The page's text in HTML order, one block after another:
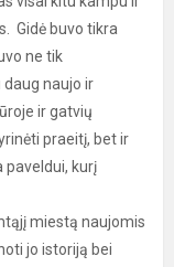
Gidė buvo tikra
ne tik
naujo ir
ir gatvių
praeitį, bet ir
paveldui, kurį
miestą naujomis
jo istoriją bei